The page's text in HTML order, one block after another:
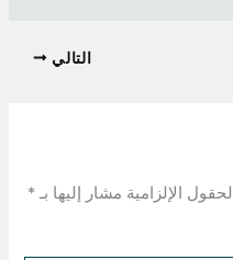
التالي
الإلزامية مشار إليها بـ *